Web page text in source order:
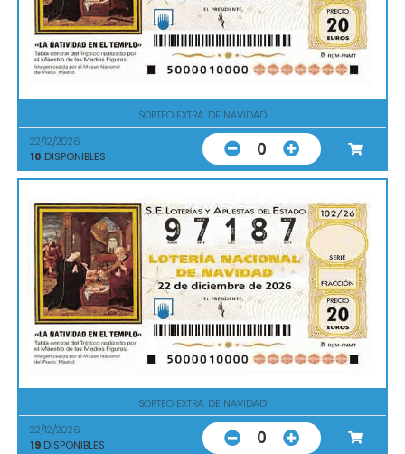
SORTEO EXTRA. DE NAVIDAD
22/12/2026
10 DISPONIBLES 0
SORTEO EXTRA. DE NAVIDAD
22/12/2026
19 DISPONIBLES 0